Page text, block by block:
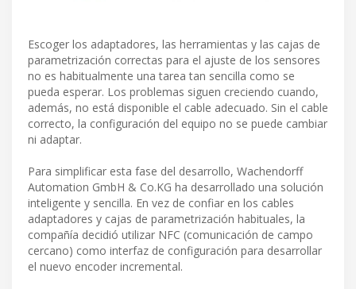
Escoger los adaptadores, las herramientas y las cajas de
parametrización correctas para el ajuste de los sensores
no es habitualmente una tarea tan sencilla como se
pueda esperar. Los problemas siguen creciendo cuando,
además, no está disponible el cable adecuado. Sin el cable
correcto, la configuración del equipo no se puede cambiar
ni adaptar.
Para simplificar esta fase del desarrollo, Wachendorff
Automation GmbH & Co.KG ha desarrollado una solución
inteligente y sencilla. En vez de confiar en los cables
adaptadores y cajas de parametrización habituales, la
compañía decidió utilizar NFC (comunicación de campo
cercano) como interfaz de configuración para desarrollar
el nuevo encoder incremental.